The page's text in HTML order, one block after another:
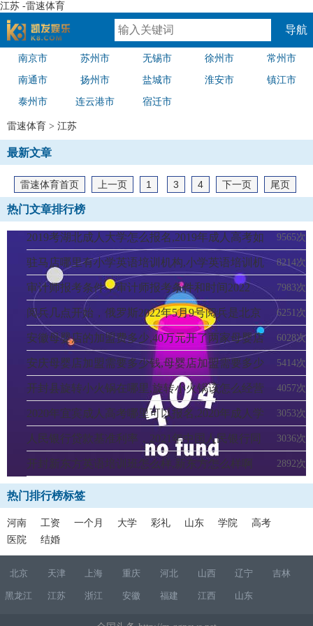
江苏 -雷速体育
速体育
导航
南京市 苏州市 无锡市 徐州市 常州市
南通市 扬州市 盐城市 淮安市 镇江市
泰州市 连云港市 宿迁市
雷速体育 > 江苏
最新文章
雷速体育首页 上一页 1 3 4 下一页 尾页
热门文章排行榜
9565次
2019考湖北成人大学怎么报名,2019年成人高考如
何报名 8214次
驻马店哪里有小学英语培训机构,小学英语培训机
构 7983次
审计师报考条件，审计师报考条件和时间2022
6251次
阅兵几点开始，俄罗斯2022年5月9号阅兵是北京
时间几点钟开始 6028次
安徽母婴店的加盟费多少,40万元开了两家母婴店
5414次
安庆母婴店加盟需要多少钱,母婴店加盟需要多少
钱 4057次
开封县旋转小火锅在哪里,旋转小火锅该怎么经营
3053次
2020年宜宾成人高考哪里可以报名,2020年成人学
历怎么报名 3036次
人民银行贷款基准利率，2021年中国人民银行同
期同类贷款基准利率 2892次
开封新东方英语培训班怎么样,新东方怎么样啊
热门排行榜标签
河南 工资 一个月 大学 彩礼 山东 学院
高考
医院
结婚
北京 天津 上海 重庆 河北 山西 辽宁 吉林
黑龙江 江苏 浙江 安徽 福建 江西 山东